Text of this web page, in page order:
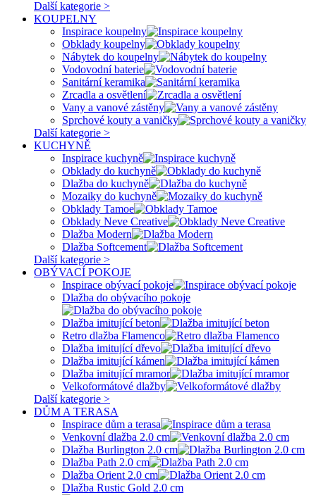
Další kategorie >
KOUPELNY
Inspirace koupelny
Obklady koupelny
Nábytek do koupelny
Vodovodní baterie
Sanitární keramika
Zrcadla a osvětlení
Vany a vanové zástěny
Sprchové kouty a vaničky
Další kategorie >
KUCHYNĚ
Inspirace kuchyně
Obklady do kuchyně
Dlažba do kuchyně
Mozaiky do kuchyně
Obklady Tamoe
Obklady Neve Creative
Dlažba Modern
Dlažba Softcement
Další kategorie >
OBÝVACÍ POKOJE
Inspirace obývací pokoje
Dlažba do obývacího pokoje
Dlažba imitující beton
Retro dlažba Flamenco
Dlažba imitující dřevo
Dlažba imitující kámen
Dlažba imitující mramor
Velkoformátové dlažby
Další kategorie >
DŮM A TERASA
Inspirace dům a terasa
Venkovní dlažba 2.0 cm
Dlažba Burlington 2.0 cm
Dlažba Path 2.0 cm
Dlažba Orient 2.0 cm
Dlažba Rustic Gold 2.0 cm